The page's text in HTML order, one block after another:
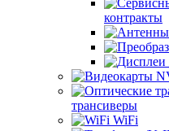
контракты
трансиверы
WiFi